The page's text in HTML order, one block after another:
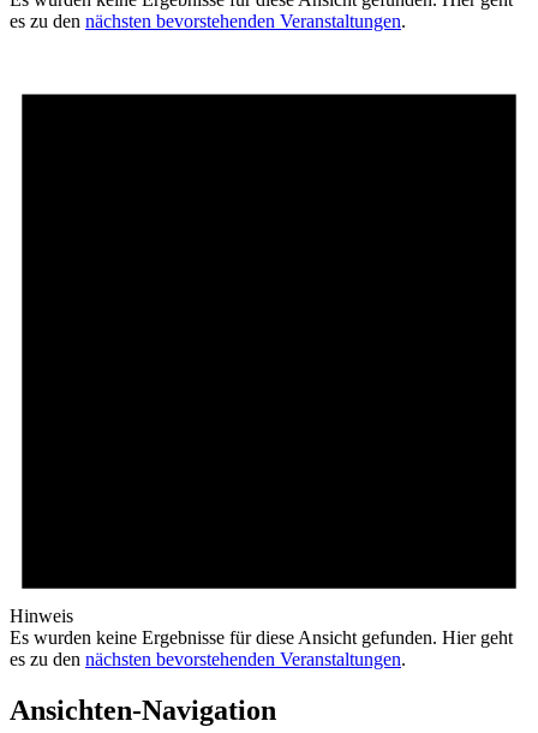
es zu den nächsten bevorstehenden Veranstaltungen.
Hinweis
Es wurden keine Ergebnisse für diese Ansicht gefunden. Hier geht
es zu den nächsten bevorstehenden Veranstaltungen.
Ansichten-Navigation